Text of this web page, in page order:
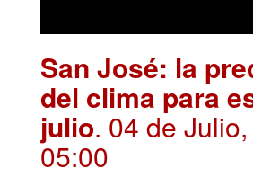
San José: la
del clima para
julio. 04 de
05:00